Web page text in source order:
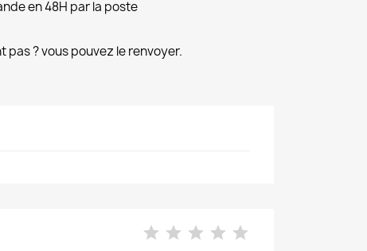
en 48H par la poste
pas ? vous pouvez le renvoyer.